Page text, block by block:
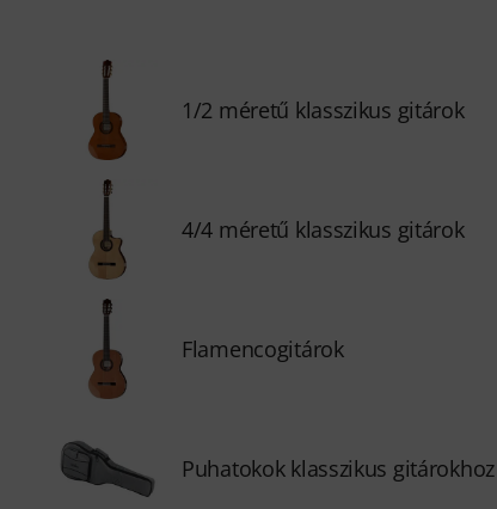
1/2 méretű klasszikus gitárok
4/4 méretű klasszikus gitárok
Flamencogitárok
Puhatokok klasszikus gitárokhoz